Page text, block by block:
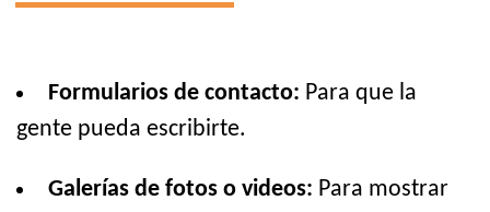
Formularios de contacto: Para que la
gente pueda escribirte.
Galerías de fotos o videos: Para mostrar